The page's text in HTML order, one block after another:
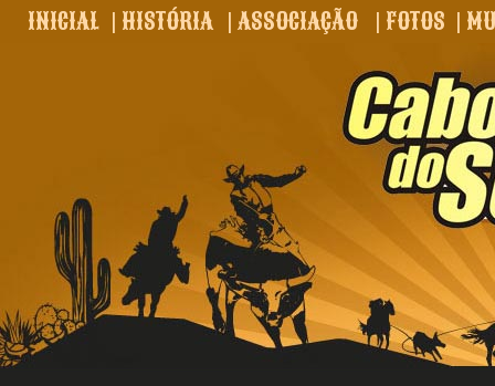
INICIAL | HISTÓRIA | ASSOCIAÇÃO | FOTOS |